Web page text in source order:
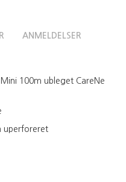
ANMELDELSER
100m ubleget CareNe
uperforeret